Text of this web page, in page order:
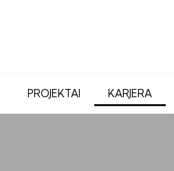
PROJEKTAI KARJERA